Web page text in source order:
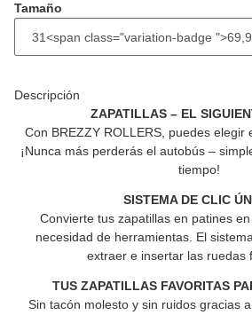
Tamaño
Descripción
ZAPATILLAS – EL
Con BREZZY ROLLERS, puedes elegir
¡Nunca más perderás el autobús –
tiempo!
SISTEMA DE CLIC
Convierte tus zapatillas en patines
necesidad de herramientas. El
extraer e insertar las ruedas
TUS ZAPATILLAS FAVORITAS
Sin tacón molesto y sin ruidos gracias